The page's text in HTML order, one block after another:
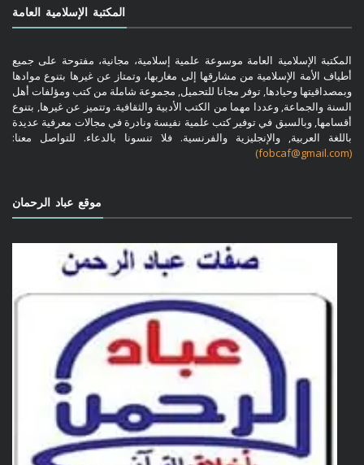
المكتبة الإسلامية العامة
المكتبة الإسلامية العامة موسوعة علمية إسلامية، مجانية، مفتوحة على جميع
أطياف الأمة الإسلامية من مشارقها إلى مغاربها، وتمتاز عن غيرها بتنوع موادها
وبمصداقيتها وحيادها, توفر مجانا للتحميل, مجموعة شاملة من كتب ومؤلفات أهل
السنة والجماعة, وعددا مهما من الكتب الأدبية والثقافية. وتتميز عن غيرها, بتنوع
أقسامها, وبالسبق في توفير كتب علمية نفيسة ونادرة في مجالات معرفية عديدة
باللغة العربية, والإنجليزية والفرنسية. فلا تنسونا بالدعاء. للتواصل معنا:
(fobcaf@gmail.com)
موقع عباد الرحمان